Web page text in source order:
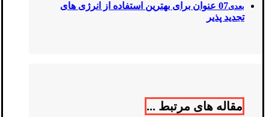
بعدی
07 عنوان برای بهترین استفاده از انرژی‌ های
تجدید پذیر
مقاله های مرتبط ...